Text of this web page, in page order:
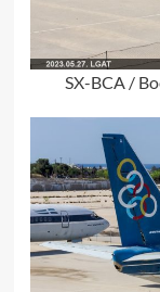
SX-BCA /